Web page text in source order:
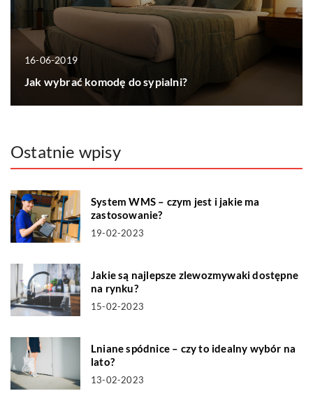
16-06-2019
Jak wybrać komodę do sypialni?
Ostatnie wpisy
System WMS – czym jest i jakie ma
zastosowanie?
19-02-2023
Jakie są najlepsze zlewozmywaki dostępne
na rynku?
15-02-2023
Lniane spódnice – czy to idealny wybór na
lato?
13-02-2023